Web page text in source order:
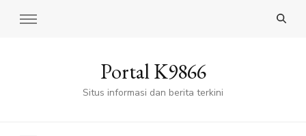
Portal K9866
Situs informasi dan berita terkini